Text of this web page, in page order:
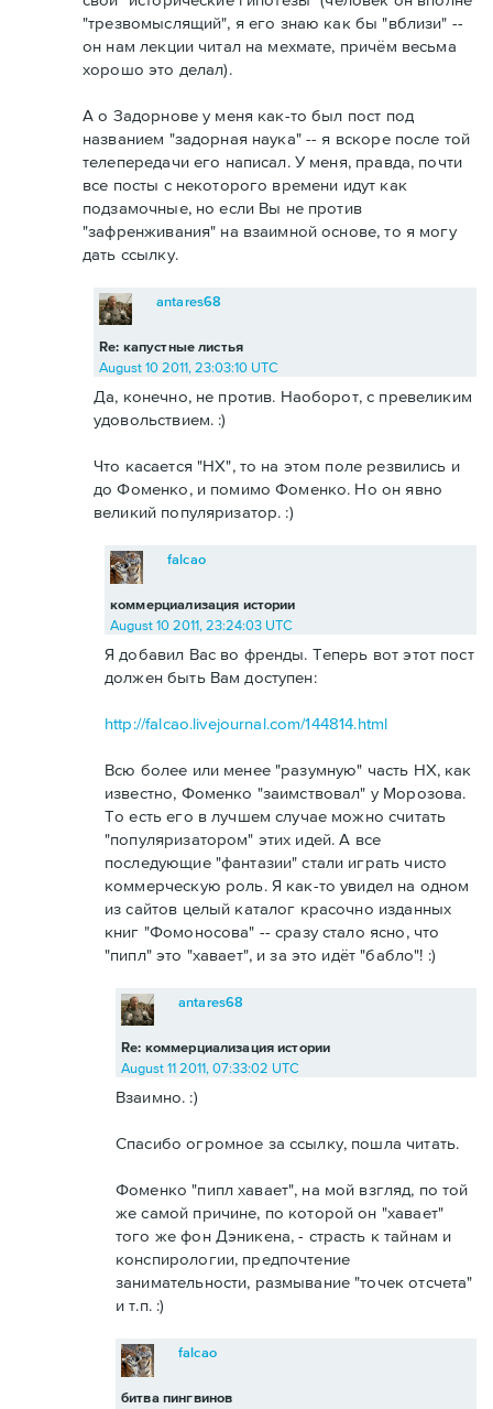
"трезвомыслящий", я его знаю как бы "вблизи" --
он нам лекции читал на мехмате, причём весьма
хорошо это делал).
А о Задорнове у меня как-то был пост под
названием "задорная наука" -- я вскоре после той
телепередачи его написал. У меня, правда, почти
все посты с некоторого времени идут как
подзамочные, но если Вы не против
"зафренживания" на взаимной основе, то я могу
дать ссылку.
Re: капустные листья
antares68
August 10 2011, 23:03:10 UTC
Да, конечно, не против. Наоборот, с превеликим
удовольствием. :)
Что касается "НХ", то на этом поле резвились и
до Фоменко, и помимо Фоменко. Но он явно
великий популяризатор. :)
коммерциализация истории
falcao
August 10 2011, 23:24:03 UTC
Я добавил Вас во френды. Теперь вот этот пост
должен быть Вам доступен:
http://falcao.livejournal.com/144814.html
Всю более или менее "разумную" часть НХ, как
известно, Фоменко "заимствовал" у Морозова.
То есть его в лучшем случае можно считать
"популяризатором" этих идей. А все
последующие "фантазии" стали играть чисто
коммерческую роль. Я как-то увидел на одном
из сайтов целый каталог красочно изданных
книг "Фомоносова" -- сразу стало ясно, что
"пипл" это "хавает", и за это идёт "бабло"! :)
Re: коммерциализация истории
antares68
August 11 2011, 07:33:02 UTC
Взаимно. :)
Спасибо огромное за ссылку, пошла читать.
Фоменко "пипл хавает", на мой взгляд, по той
же самой причине, по которой он "хавает"
того же фон Дэникена, - страсть к тайнам и
конспирологии, предпочтение
занимательности, размывание "точек отсчета"
и т.п. :)
битва пингвинов
falcao